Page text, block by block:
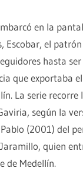
en la
Escobar, el
hasta
que exportaba
La serie recorre
según la
(2001) del
quien
de Medellín.